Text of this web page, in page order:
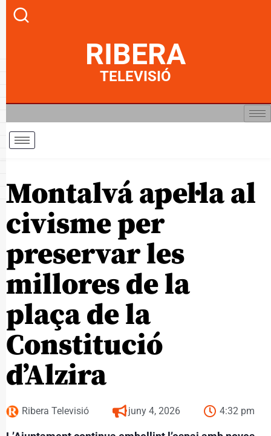
RIBERA
TELEVISIÓ
Montalvá apel·la al
civisme per
preservar les
millores de la
plaça de la
Constitució
d’Alzira
Ribera Televisió juny 4, 2026 4:32 pm